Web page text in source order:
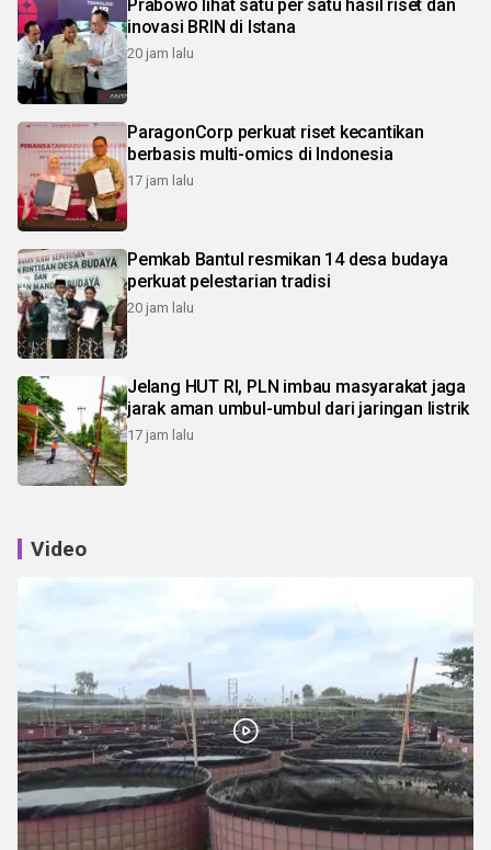
Prabowo lihat satu per satu hasil riset dan
inovasi BRIN di Istana
20 jam lalu
ParagonCorp perkuat riset kecantikan
berbasis multi-omics di Indonesia
17 jam lalu
Pemkab Bantul resmikan 14 desa budaya
perkuat pelestarian tradisi
20 jam lalu
Jelang HUT RI, PLN imbau masyarakat jaga
jarak aman umbul-umbul dari jaringan listrik
17 jam lalu
Video